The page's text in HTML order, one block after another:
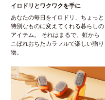
イロドリとワクワクを手に
あなたの毎日をイロドリ、ちょっと
特別なものに変えてくれる暮らしの
アイテム。 それはまるで、虹から
こぼれおちたカラフルで楽しい贈り
物。